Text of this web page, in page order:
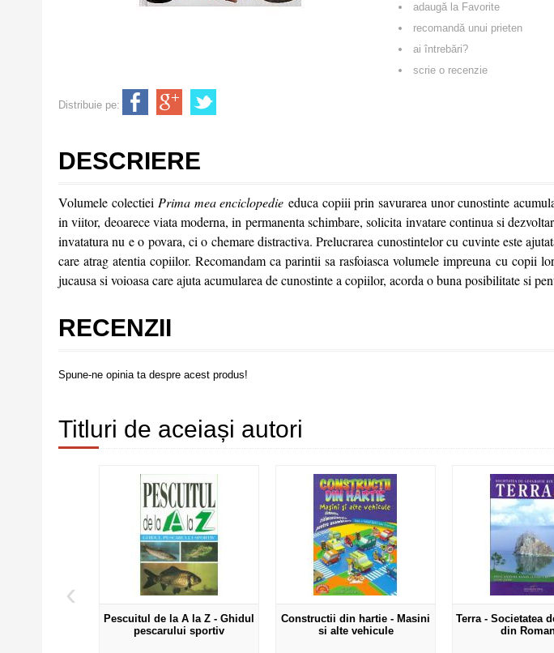
adaugă la Favorite
recomandă unui prieten
ai întrebări?
scrie o recenzie
Distribuie pe:
DESCRIERE
Volumele colectiei Prima mea enciclopedie educa copiii prin savurarea unor cunostinte
in viitor, deoarece viata moderna, in permanenta schimbare, solicita invatare continua si
invatatura nu e o povara, ci o chemare distractiva. Prelucrarea cunostintelor cu cuvinte este
care atrag atentia copiilor. Recomandam ca parintii sa rasfoiasca volumele impreuna cu copii
jucausa si voioasa care ajuta acumularea de cunostinte a copiilor, acorda o buna posibilitate si
RECENZII
Spune-ne opinia ta despre acest produs!
Titluri de aceiași autori
‹
Pescuitul de la A la Z - Ghidul
pescarului sportiv
Constructii din hartie - Masini
si alte vehicule
Terra - Societatea
din